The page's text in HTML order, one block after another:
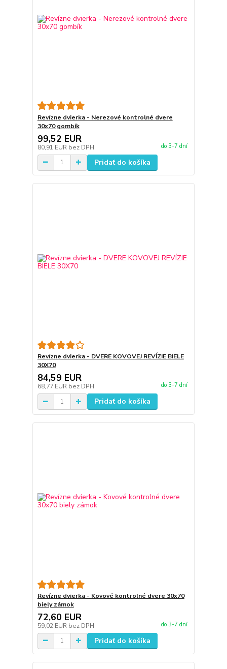
Revízne dvierka - Nerezové kontrolné dvere
30x70 gombík
99,52 EUR
80,91 EUR bez DPH do 3-7 dní
Pridať do košíka
Revízne dvierka - DVERE KOVOVEJ REVÍZIE BIELE
30X70
84,59 EUR
68,77 EUR bez DPH do 3-7 dní
Pridať do košíka
Revízne dvierka - Kovové kontrolné dvere 30x70
biely zámok
72,60 EUR
59,02 EUR bez DPH do 3-7 dní
Pridať do košíka